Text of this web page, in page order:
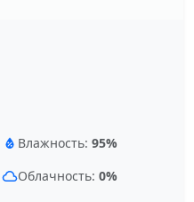
Влажность: 95%
Облачность: 0%